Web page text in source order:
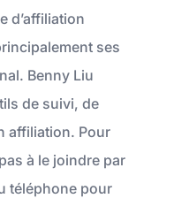
d’affiliation
ses
Benny Liu
de suivi, de
affiliation. Pour
à le joindre par
téléphone pour